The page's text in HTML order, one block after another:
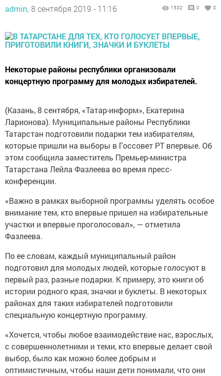
admin, 8 сентября 2019 - 11:16 1532 0 0
Некоторые районы республики организовали
концертную программу для молодых избирателей.
(Казань, 8 сентября, «Татар-информ», Екатерина
Ларионова). Муниципальные районы Республики
Татарстан подготовили подарки тем избирателям,
которые пришли на выборы в Госсовет РТ впервые. Об
этом сообщила заместитель Премьер-министра
Татарстана Лейла Фазлеева во время пресс-
конференции.
«Важно в рамках выборной программы уделять особое
внимание тем, кто впервые пришел на избирательные
участки и впервые проголосовал», — отметила
Фазлеева.
По ее словам, каждый муниципальный район
подготовил для молодых людей, которые голосуют в
первый раз, разные подарки. К примеру, это книги об
истории родного края, значки и буклеты. В некоторых
районах для таких избирателей подготовили
специальную концертную программу.
«Хочется, чтобы любое взаимодействие нас, взрослых,
с совершеннолетними и теми, кто впервые делает свой
выбор, было как можно более добрым и
оптимистичным, чтобы наши дети понимали, что они